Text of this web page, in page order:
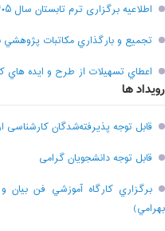
اطلاعیه برگزاری ترم تابستان سال ۱۴۰۵ دانشگاه حکیم سبزواری
تجميع و بارگذاري مکاتبات پژوهشي
اعطاي تسهيلات از طرح و ايده هاي
رویداد ها
قابل توجه پذیرفته‌شدگان کارشناسی ارشد سال ۱۴۰۴
قابل توجه دانشجویان گرامی
بهرامي)